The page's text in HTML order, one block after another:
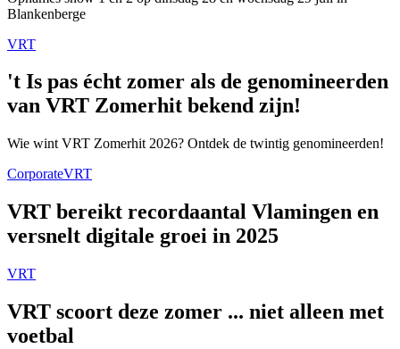
Blankenberge
VRT
't Is pas écht zomer als de genomineerden
van VRT Zomerhit bekend zijn!
Wie wint VRT Zomerhit 2026? Ontdek de twintig genomineerden!
CorporateVRT
VRT bereikt recordaantal Vlamingen en
versnelt digitale groei in 2025
VRT
VRT scoort deze zomer ... niet alleen met
voetbal